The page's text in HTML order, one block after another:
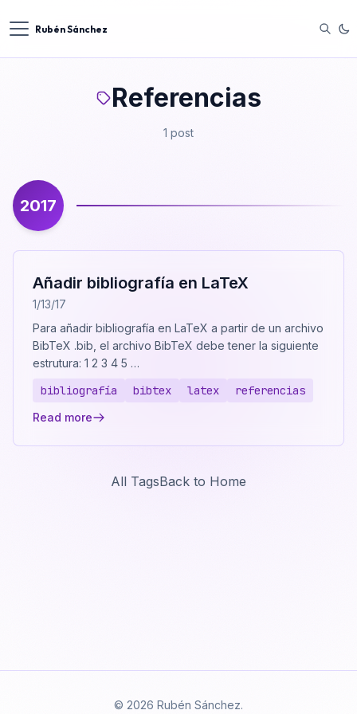
Rubén Sánchez
Referencias
1 post
2017
Añadir bibliografía en LaTeX
1/13/17
Para añadir bibliografía en LaTeX a partir de un archivo
BibTeX .bib, el archivo BibTeX debe tener la siguiente
estrutura: 1 2 3 4 5 …
bibliografía bibtex latex referencias
Read more
All TagsBack to Home
© 2026 Rubén Sánchez.